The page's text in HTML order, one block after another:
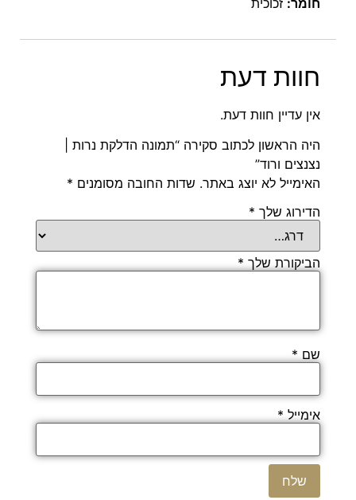
חוות דעת
אין עדיין חוות דעת.
היה הראשון לכתוב סקירה “תמונה הדלקת נרות |
נצנצים ורוד”
האימייל לא יוצג באתר. שדות החובה מסומנים *
הדירוג שלך *
הביקורת שלך *
שם *
אימייל *